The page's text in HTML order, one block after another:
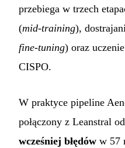
przebiega w trzech
(mid-training),
fine-tuning) oraz
CISPO.
W praktyce pipeline
połączony z Leanstral
wcześniej błędów w 57